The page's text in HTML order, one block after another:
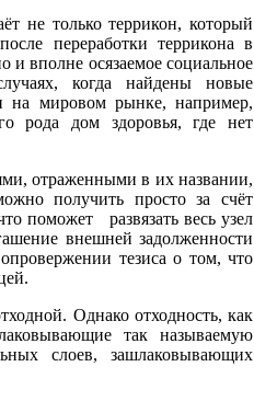
не только террикон, который
переработки террикона в
и вполне осязаемое социальное
когда найдены новые
на мировом рынке, например,
рода дом здоровья, где нет
отраженными в их названии,
получить просто за счёт
поможет развязать весь узел
внешней задолженности
тезиса о том, что
Однако отходность, как
так называемую
слоев, зашлаковывающих